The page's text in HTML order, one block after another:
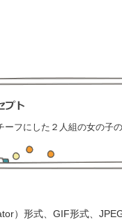
ーフにした２人組の女の子
）形式、GIF形式、